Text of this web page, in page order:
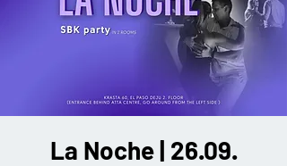
La Noche | 26.09.